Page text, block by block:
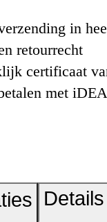
in
retourrecht
certificaat
met
Details